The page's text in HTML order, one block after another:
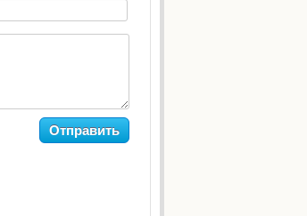
Отправить